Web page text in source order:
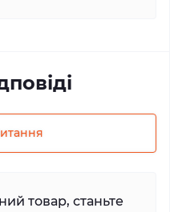
товар, станьте